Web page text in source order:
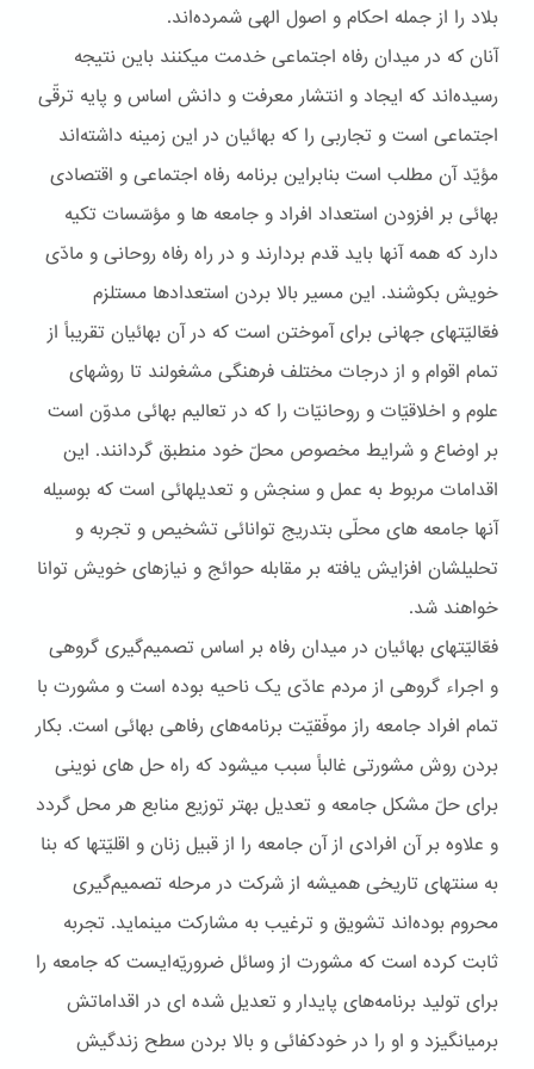
بلاد را از جمله احکام و اصول الهی شمرده‌اند.
آنان که در ميدان رفاه اجتماعی خدمت ميکنند باين نتيجه
رسيده‌اند که ايجاد و انتشار معرفت و دانش اساس و پايه ترقّی
اجتماعی است و تجاربی را که بهائيان در اين زمينه داشته‌اند
مؤيّد آن مطلب است بنابراين برنامه رفاه اجتماعی و اقتصادی
بهائی بر افزودن استعداد افراد و جامعه ها و مؤسّسات تکيه
دارد که همه آنها بايد قدم بردارند و در راه رفاه روحانی و مادّی
خويش بکوشند. اين مسير بالا بردن استعدادها مستلزم
فعّاليّتهای جهانی برای آموختن است که در آن بهائيان تقريباً از
تمام اقوام و از درجات مختلف فرهنگی مشغولند تا روشهای
علوم و اخلاقيّات و روحانيّات را که در تعاليم بهائی مدوّن است
بر اوضاع و شرايط مخصوص محلّ خود منطبق گردانند. اين
اقدامات مربوط به عمل و سنجش و تعديلهائی است که بوسيله
آنها جامعه های محلّی بتدريج توانائی تشخيص و تجربه و
تحليلشان افزايش يافته بر مقابله حوائج و نيازهای خويش توانا
خواهند شد.
فعّاليّتهای بهائيان در ميدان رفاه بر اساس تصميم‌گيری گروهی
و اجراء گروهی از مردم عادّی يک ناحيه بوده است و مشورت با
تمام افراد جامعه راز موفّقيّت برنامه‌های رفاهی بهائی است. بکار
بردن روش مشورتی غالباً سبب ميشود که راه حل های نوينی
برای حلّ مشکل جامعه و تعديل بهتر توزيع منابع هر محل گردد
و علاوه بر آن افرادی از آن جامعه را از قبيل زنان و اقليّتها که بنا
به سنتهای تاريخی هميشه از شرکت در مرحله تصميم‌گيری
محروم بوده‌اند تشويق و ترغيب به مشارکت مينمايد. تجربه
ثابت کرده است که مشورت از وسائل ضروريّه‌ايست که جامعه را
برای توليد برنامه‌های پايدار و تعديل شده ای در اقداماتش
برميانگيزد و او را در خودکفائی و بالا بردن سطح زندگيش